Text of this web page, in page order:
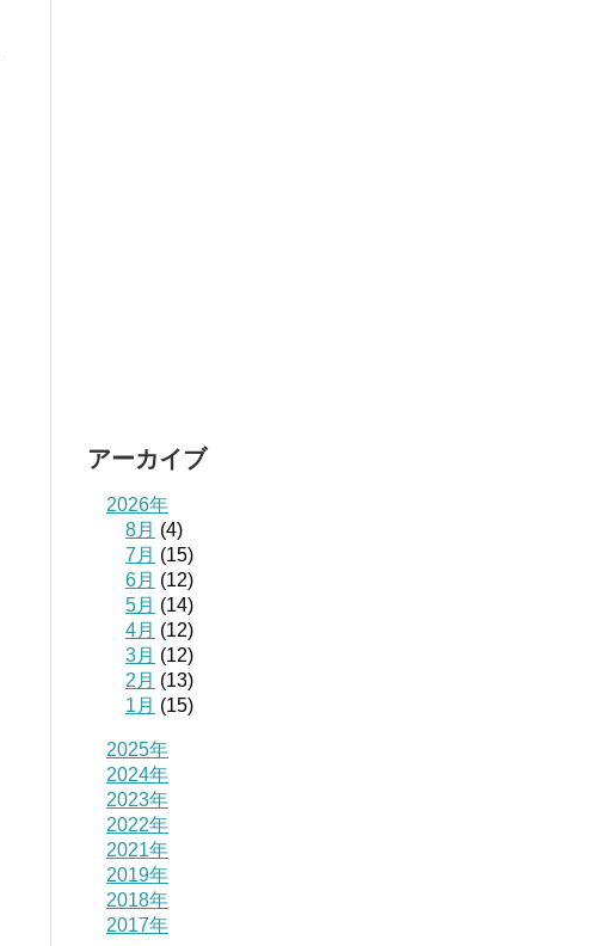
アーカイブ
2026年
8月 (4)
7月 (15)
6月 (12)
5月 (14)
4月 (12)
3月 (12)
2月 (13)
1月 (15)
2025年
2024年
2023年
2022年
2021年
2019年
2018年
2017年